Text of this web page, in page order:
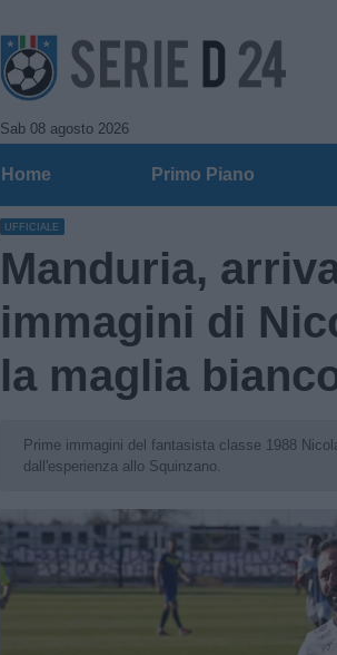
Sab 08 agosto 2026
Home Primo Piano
UFFICIALE
Manduria,
immagini di
la maglia
Prime immagini del fantasista classe 1988
dall'esperienza allo Squinzano.